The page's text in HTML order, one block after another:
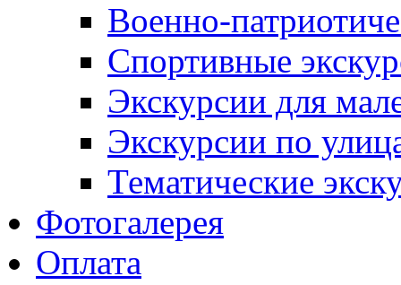
Военно-
Спортивные
Экскурсии для
Экскурсии по
Тематические
Фотогалерея
Оплата